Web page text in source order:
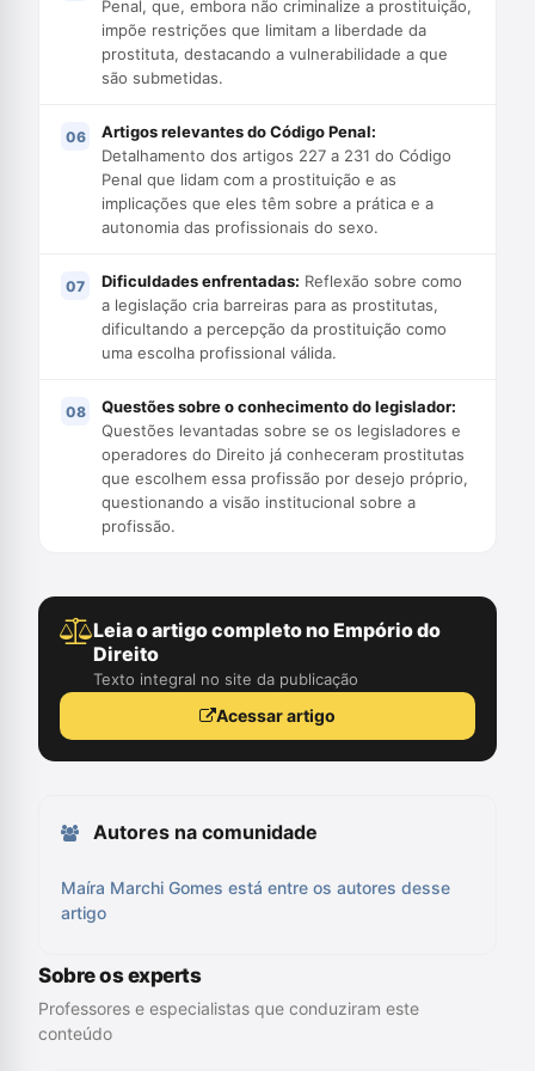
Penal, que, embora não criminalize a prostituição,
impõe restrições que limitam a liberdade da
prostituta, destacando a vulnerabilidade a que
são submetidas.
Artigos relevantes do Código Penal:
Detalhamento dos artigos 227 a 231 do Código
Penal que lidam com a prostituição e as
implicações que eles têm sobre a prática e a
autonomia das profissionais do sexo.
Dificuldades enfrentadas: Reflexão sobre como
a legislação cria barreiras para as prostitutas,
dificultando a percepção da prostituição como
uma escolha profissional válida.
Questões sobre o conhecimento do legislador:
Questões levantadas sobre se os legisladores e
operadores do Direito já conheceram prostitutas
que escolhem essa profissão por desejo próprio,
questionando a visão institucional sobre a
profissão.
Leia o artigo completo no Empório do
Direito
Texto integral no site da publicação
Acessar artigo
Autores na comunidade
Maíra Marchi Gomes está entre os autores desse
artigo
Sobre os experts
Professores e especialistas que conduziram este
conteúdo